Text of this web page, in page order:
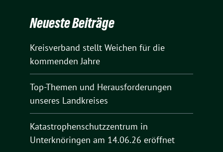
Neueste Beiträge
Kreisverband stellt Weichen für die
kommenden Jahre
Top-Themen und Herausforderungen
unseres Landkreises
Katastrophenschutzzentrum in
Unterknöringen am 14.06.26 eröffnet